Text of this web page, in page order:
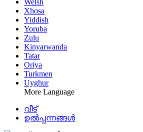
Welsh
Xhosa
Yiddish
Yoruba
Zulu
Kinyarwanda
Tatar
Oriya
Turkmen
Uyghur
More Language
വീട്
ഉൽപ്പന്നങ്ങൾ